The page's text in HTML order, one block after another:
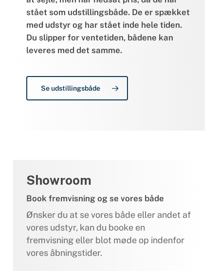
stået som udstillingsbåde. De er spækket
med udstyr og har stået inde hele tiden.
Du slipper for ventetiden, bådene kan
leveres med det samme.
Se udstillingsbåde
Showroom
Book fremvisning og se vores både
Ønsker du at se vores både eller andet af
vores udstyr, kan du booke en
fremvisning eller blot møde op indenfor
vores åbningstider.